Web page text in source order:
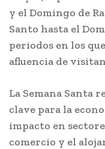
y el Domingo de
Santo hasta el
periodos en los
afluencia de
La Semana Santa
clave para la
impacto en
comercio y el